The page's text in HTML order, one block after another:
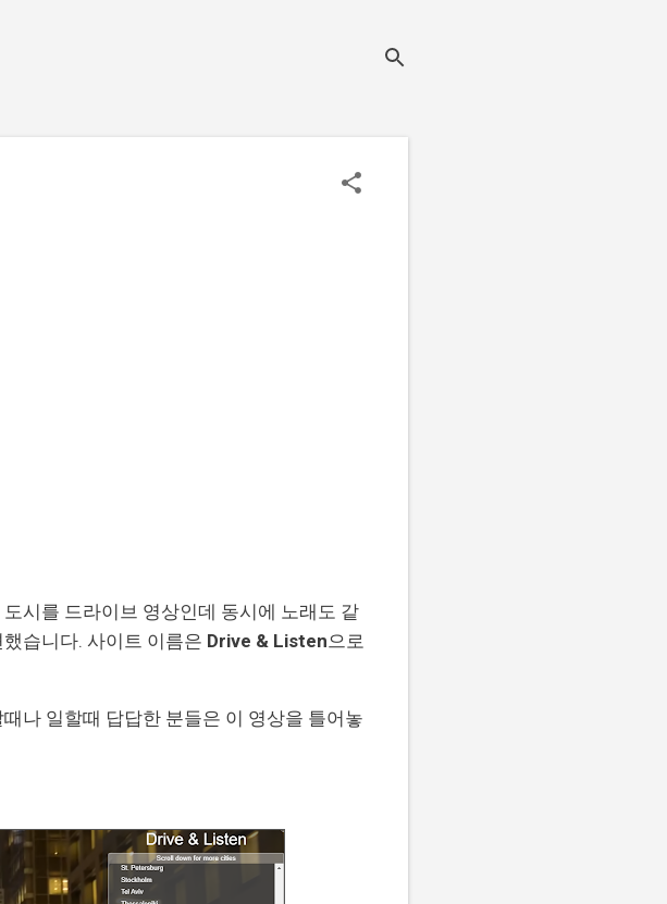
시를 드라이브 영상인데 동시에 노래도 같
습니다. 사이트 이름은 Drive & Listen으로
나 일할때 답답한 분들은 이 영상을 틀어놓